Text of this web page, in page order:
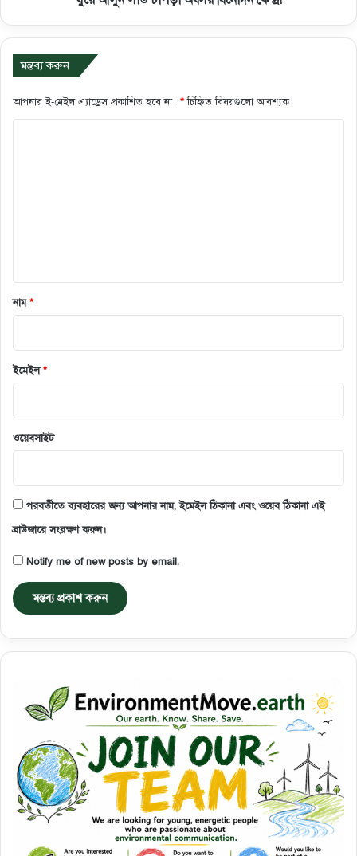
মন্তব্য করুন
আপনার ই-মেইল এ্যাড্রেস প্রকাশিত হবে না। *চিহ্নিত বিষয়গুলো আবশ্যক।
নাম*
ইমেইল*
ওয়েবসাইট
পরবর্তীতে ব্যবহারের জন্য আপনার নাম, ইমেইল ঠিকানা এবং ওয়েব ঠিকানা এই
ব্রাউজারে সংরক্ষণ করুন।
Notify me of new posts by email.